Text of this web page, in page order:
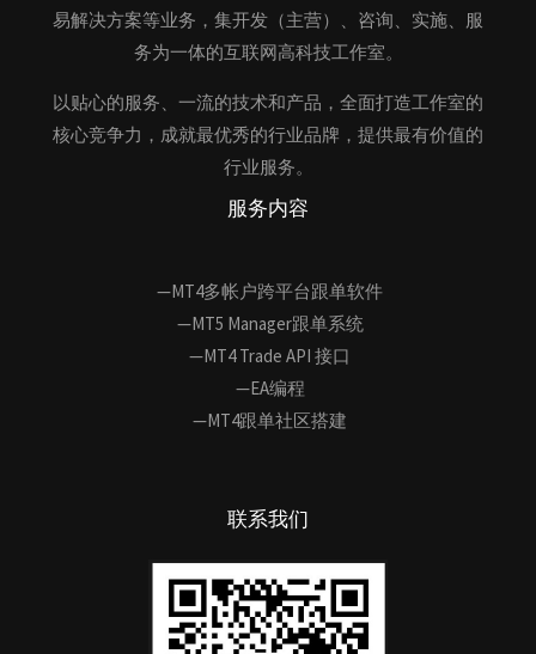
易解决方案等业务，集开发（主营）、咨询、实施、服
务为一体的互联网高科技工作室。
以贴心的服务、一流的技术和产品，全面打造工作室的
核心竞争力，成就最优秀的行业品牌，提供最有价值的
行业服务。
服务内容
—MT4多帐户跨平台跟单软件
—MT5 Manager跟单系统
—MT4 Trade API 接口
—EA编程
—MT4跟单社区搭建
联系我们